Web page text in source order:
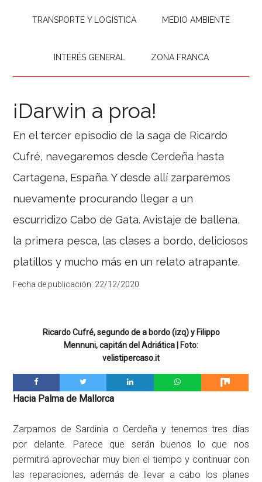
TRANSPORTE Y LOGÍSTICA MEDIO AMBIENTE
INTERÉS GENERAL ZONA FRANCA
¡Darwin a proa!
En el tercer episodio de la saga de Ricardo
Cufré, navegaremos desde Cerdeña hasta
Cartagena, España. Y desde allí zarparemos
nuevamente procurando llegar a un
escurridizo Cabo de Gata. Avistaje de ballena,
la primera pesca, las clases a bordo, deliciosos
platillos y mucho más en un relato atrapante.
Fecha de publicación: 22/12/2020
Ricardo Cufré, segundo de a bordo (izq) y Filippo
Mennuni, capitán del Adriática | Foto:
velistipercaso.it
Hacia Palma de Mallorca
Zarpamos de Sardinia o Cerdeña y tenemos tres días
por delante. Parece que serán buenos lo que nos
permitirá aprovechar muy bien el tiempo y continuar con
las reparaciones, además de llevar a cabo los planes